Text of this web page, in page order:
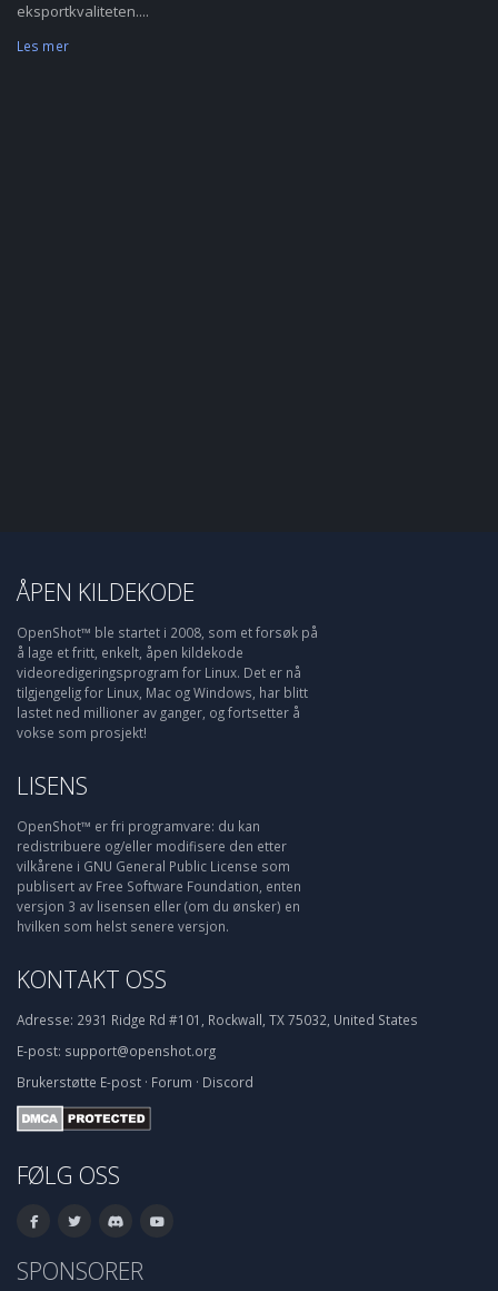
eksportkvaliteten....
Les mer
ÅPEN KILDEKODE
OpenShot™ ble startet i 2008, som et forsøk på
å lage et fritt, enkelt, åpen kildekode
videoredigeringsprogram for Linux. Det er nå
tilgjengelig for Linux, Mac og Windows, har blitt
lastet ned millioner av ganger, og fortsetter å
vokse som prosjekt!
LISENS
OpenShot™ er fri programvare: du kan
redistribuere og/eller modifisere den etter
vilkårene i GNU General Public License som
publisert av Free Software Foundation, enten
versjon 3 av lisensen eller (om du ønsker) en
hvilken som helst senere versjon.
KONTAKT OSS
Adresse: 2931 Ridge Rd #101, Rockwall, TX 75032, United States
E-post: support@openshot.org
Brukerstøtte E-post · Forum · Discord
FØLG OSS
SPONSORER